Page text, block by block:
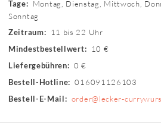
Tage: Montag, Dienstag, Mittwoch,
Sonntag
Zeitraum: 11 bis 22 Uhr
Mindestbestellwert: 10 €
Liefergebühren: 0 €
Bestell-Hotline: 016091126103
Bestell-E-Mail: order@lecker-